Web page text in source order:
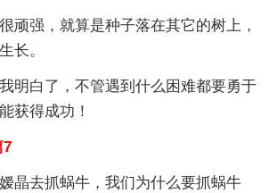
顽强，就算是种子落在其它的树上，
长。
明白了，不管遇到什么困难都要勇于
获得成功！
7
晶去抓蜗牛，我们为什么要抓蜗牛